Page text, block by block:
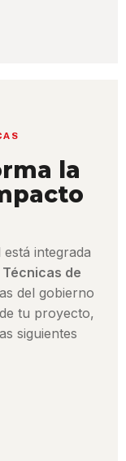
la
integrada
de
del gobierno
tu proyecto,
siguientes